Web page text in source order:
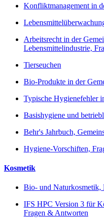
Konfliktmanagement in
Arbeitsrecht in der
Lebensmittelindustrie,
Tierseuchen
Bio-Produkte in der
Typische Hygienefehler
Basishygiene und
Behr's Jahrbuch,
Hygiene-Vorschiften,
Kosmetik
Bio- und Naturkosmetik,
IFS HPC Version 3 für
Fragen & Antworten